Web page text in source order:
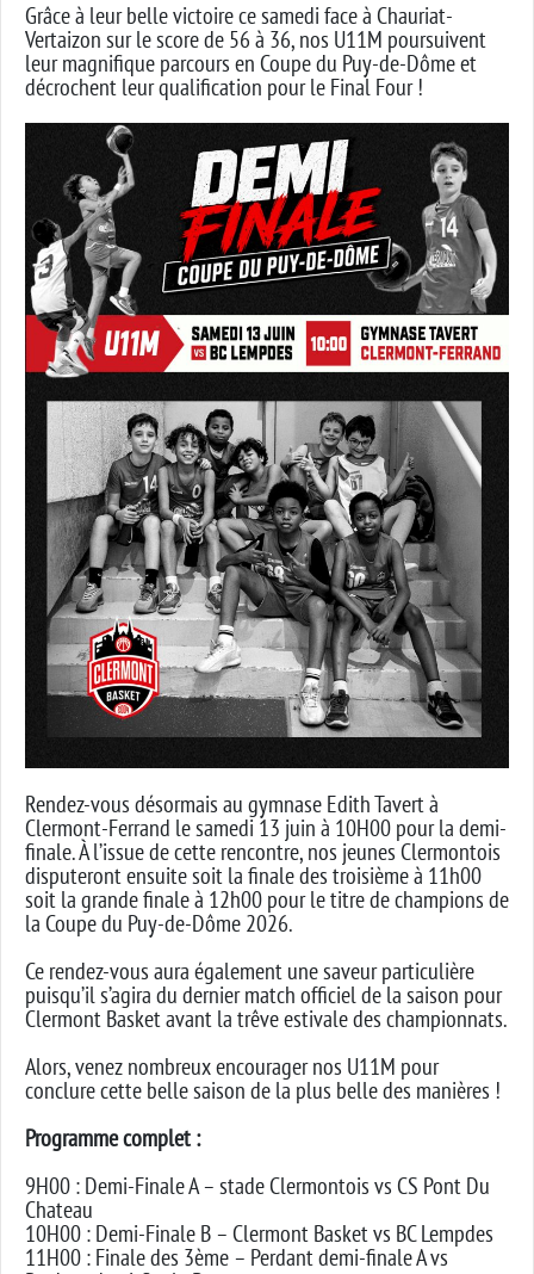
Grâce à leur belle victoire ce samedi face à Chauriat-
Vertaizon sur le score de 56 à 36, nos U11M poursuivent
leur magnifique parcours en Coupe du Puy-de-Dôme et
décrochent leur qualification pour le Final Four !
Rendez-vous désormais au gymnase Edith Tavert à
Clermont-Ferrand le samedi 13 juin à 10H00 pour la demi-
finale. À l’issue de cette rencontre, nos jeunes Clermontois
disputeront ensuite soit la finale des troisième à 11h00
soit la grande finale à 12h00 pour le titre de champions de
la Coupe du Puy-de-Dôme 2026.
Ce rendez-vous aura également une saveur particulière
puisqu’il s’agira du dernier match officiel de la saison pour
Clermont Basket avant la trêve estivale des championnats.
Alors, venez nombreux encourager nos U11M pour
conclure cette belle saison de la plus belle des manières !
Programme complet :
9H00 : Demi-Finale A – stade Clermontois vs CS Pont Du
Chateau
10H00 : Demi-Finale B – Clermont Basket vs BC Lempdes
11H00 : Finale des 3ème – Perdant demi-finale A vs